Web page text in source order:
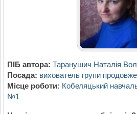
ПІБ автора: Таранушич Наталія
Посада: вихователь групи
Місце роботи: Кобеляцький
№1